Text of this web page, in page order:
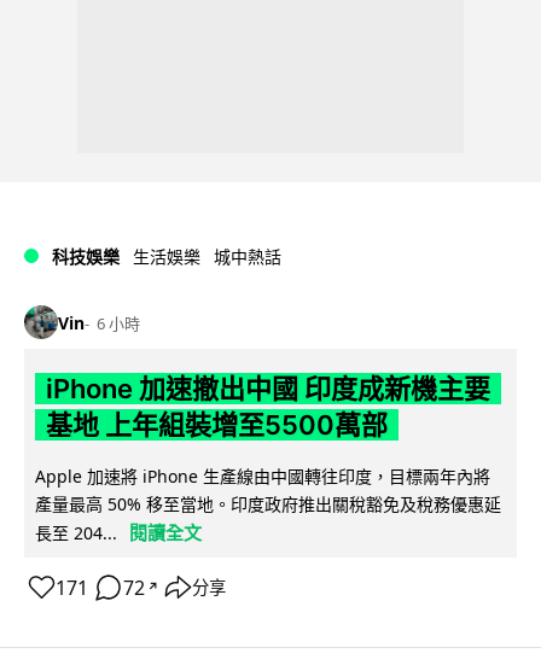
科技娛樂 生活娛樂 城中熱話
Vin 6 小時
iPhone 加速撤出中國 印度成新機主要
基地 上年組裝增至5500萬部
Apple 加速將 iPhone 生產線由中國轉往印度，目標兩年內將
產量最高 50% 移至當地。印度政府推出關稅豁免及稅務優惠延
長至 204...
閱讀全文
171 72 ↗ 分享